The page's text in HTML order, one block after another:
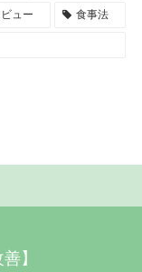
ュー 食事法
】